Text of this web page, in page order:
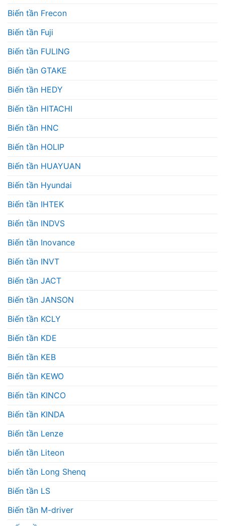
Biến tần Frecon
Biến tần Fuji
Biến tần FULING
Biến tần GTAKE
Biến tần HEDY
Biến tần HITACHI
Biến tần HNC
Biến tần HOLIP
Biến tần HUAYUAN
Biến tần Hyundai
Biến tần IHTEK
Biến tần INDVS
Biến tần Inovance
Biến tần INVT
Biến tần JACT
Biến tần JANSON
Biến tần KCLY
Biến tần KDE
Biến tần KEB
Biến tần KEWO
Biến tần KINCO
Biến tần KINDA
Biến tần Lenze
biến tần Liteon
biến tần Long Shenq
Biến tần LS
Biến tần M-driver